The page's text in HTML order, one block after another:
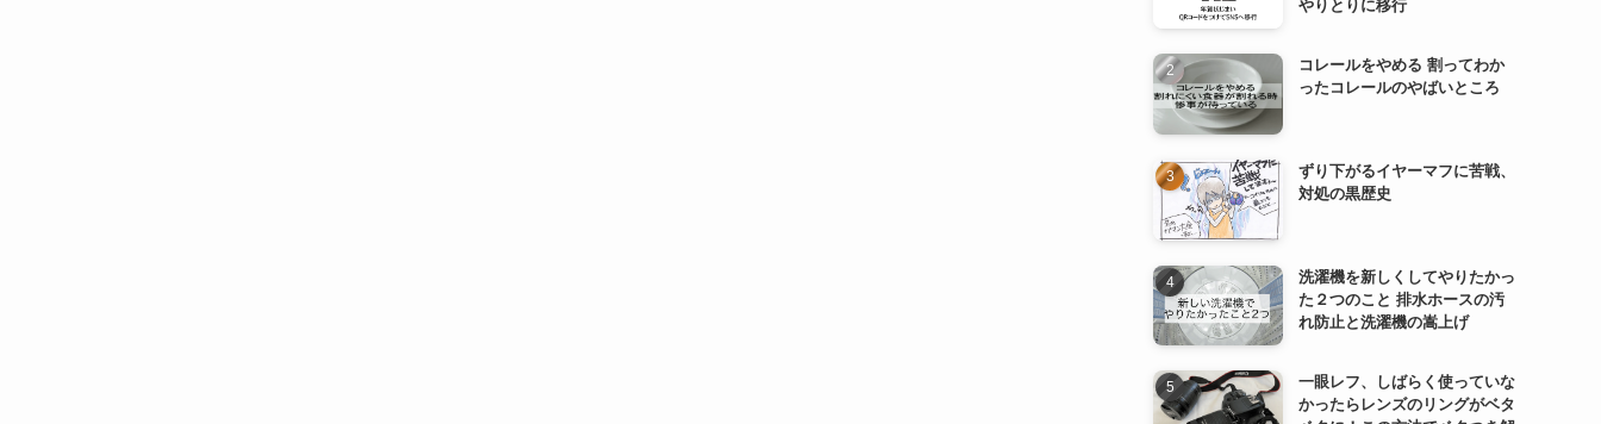
やりとりに移行
コレールをやめる 割ってわか
ったコレールのやばいところ
ずり下がるイヤーマフに苦戦、
対処の黒歴史
洗濯機を新しくしてやりたかっ
た２つのこと 排水ホースの汚
れ防止と洗濯機の嵩上げ
一眼レフ、しばらく使っていな
かったらレンズのリングがベタ